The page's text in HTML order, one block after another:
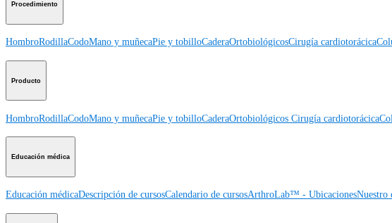
Procedimiento
HombroRodillaCodoMano y muñecaPie y tobilloCaderaOrtobiológicosCirugía cardiotorácica
Producto
HombroRodillaCodoMano y muñecaPie y tobilloCaderaOrtobiológicos Cirugía cardiotorácica
Educación médica
Educación médicaDescripción de cursosCalendario de cursosArthroLab™ - UbicacionesNuestro